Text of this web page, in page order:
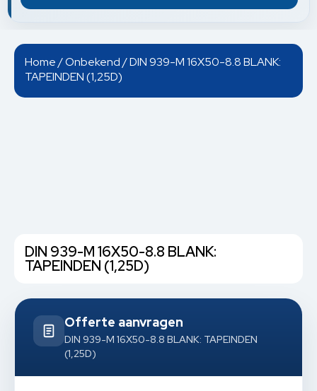
Home/Onbekend/ DIN 939-M 16X50-8.8 BLANK:
TAPEINDEN (1,25D)
DIN 939-M 16X50-8.8 BLANK:
TAPEINDEN (1,25D)
Offerte aanvragen
DIN 939-M 16X50-8.8 BLANK: TAPEINDEN
(1,25D)